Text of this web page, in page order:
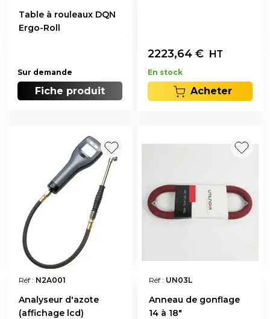
Table à rouleaux DQN
Ergo-Roll
Sur demande
Fiche produit
2223,64 € HT
En stock
Acheter
Réf : N2A001
Analyseur d'azote
(affichage lcd)
Réf : UN03L
Anneau de gonflage
14 à 18"